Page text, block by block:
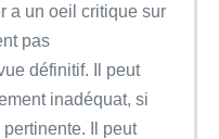
a un oeil critique sur
pas
définitif. Il peut
inadéquat, si
pertinente. Il peut